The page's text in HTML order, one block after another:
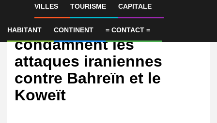
VILLES TOURISME CAPITALE
HABITANT CONTINENT = CONTACT =
International
Qatar, Jordanie et Liban
condamnent les
attaques iraniennes
contre Bahreïn et le
Koweït